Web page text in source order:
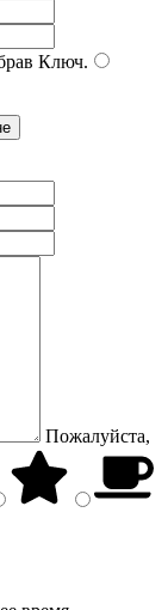
Ключ.
Пожалуйста,